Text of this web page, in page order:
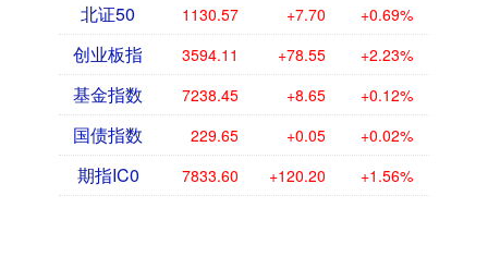
北证50 1130.57 +7.70 +0.69%
创业板指 3594.11 +78.55 +2.23%
基金指数 7238.45 +8.65 +0.12%
国债指数 229.65 +0.05 +0.02%
期指IC0 7833.60 +120.20 +1.56%